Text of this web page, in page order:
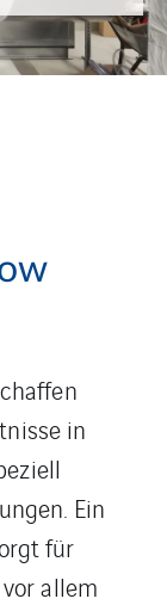
in
Ein
für
allem